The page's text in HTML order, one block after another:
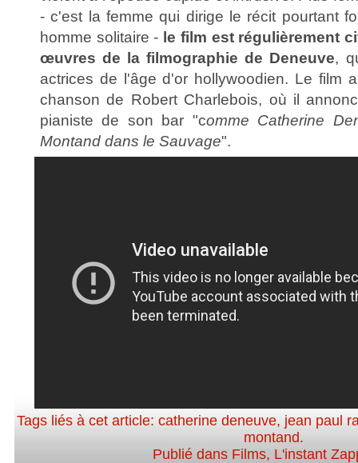
- c'est la femme qui dirige le récit pourtant
homme solitaire - le film est régulièrement
œuvres de la filmographie de Deneuve,
actrices de l'âge d'or hollywoodien. Le film
chanson de Robert Charlebois, où il
pianiste de son bar "comme Catherine
Montand dans le Sauvage".
Tags liés à cet article:catherine deneuve, jean paul
montand.
Publié dans Films, L'instant